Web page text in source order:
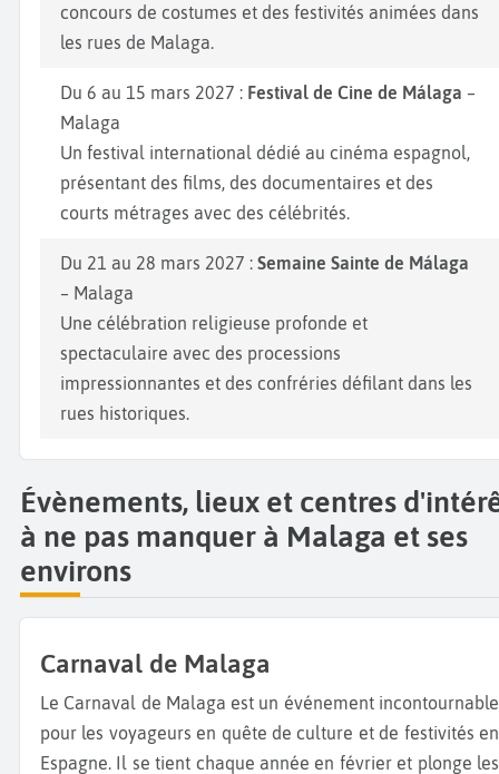
concours de costumes et des festivités animées dans
les rues de Malaga.
Du 6 au 15 mars 2027 : Festival de Cine de Málaga –
Malaga
Un festival international dédié au cinéma espagnol,
présentant des films, des documentaires et des
courts métrages avec des célébrités.
Du 21 au 28 mars 2027 : Semaine Sainte de Málaga
– Malaga
Une célébration religieuse profonde et
spectaculaire avec des processions
impressionnantes et des confréries défilant dans les
rues historiques.
Évènements, lieux et centres
à ne pas manquer à Malaga et ses
environs
Carnaval de Malaga
Le Carnaval de Malaga est un événement incontournable
pour les voyageurs en quête de culture et de festivités en
Espagne. Il se tient chaque année en février et plonge les